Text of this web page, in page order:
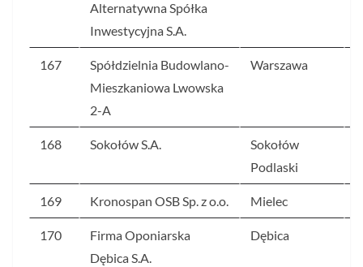
Alternatywna Spółka
Inwestycyjna S.A.
167
Spółdzielnia Budowlano-
Mieszkaniowa Lwowska
2-A
Warszawa
168 Sokołów S.A.
Sokołów
Podlaski
169 Kronospan OSB Sp. z o.o. Mielec
170
Firma Oponiarska
Dębica S.A.
Dębica